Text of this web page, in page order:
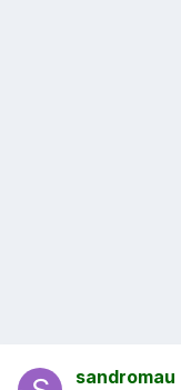
sandromau